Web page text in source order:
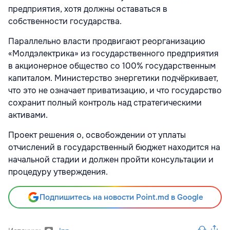
предприятия, хотя должны оставаться в
собственности государства.
Параллельно власти продвигают реорганизацию
«Молдэлектрика» из государственного предприятия
в акционерное общество со 100% государственным
капиталом. Министерство энергетики подчёркивает,
что это не означает приватизацию, и что государство
сохранит полный контроль над стратегическими
активами.
Проект решения о, освобождении от уплаты
отчислений в государственный бюджет находится на
начальной стадии и должен пройти консультации и
процедуру утверждения.
Подпишитесь на новости Point.md в Google